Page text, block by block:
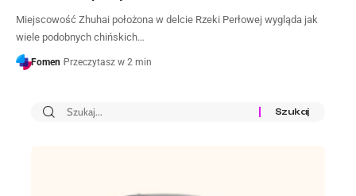
Miejscowość Zhuhai położona w delcie Rzeki Perłowej wygląda jak
wiele podobnych chińskich…
Fomen Przeczytasz w 2 min